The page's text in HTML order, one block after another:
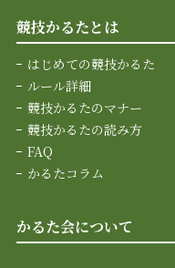
競技かるたとは
はじめての競技かるた
ルール詳細
競技かるたのマナー
競技かるたの読み方
FAQ
かるたコラム
かるた会について